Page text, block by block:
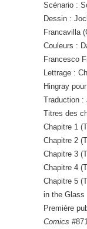
Scénario :
Dessin :
Francavilla
Couleurs :
Francesco
Lettrage :
Hingray
Traduction :
Titres des
Chapitre 1
Chapitre 2
Chapitre 3
Chapitre 4
Chapitre 5
in the Glass
Première
Comics